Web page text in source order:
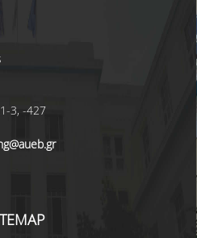
3, -427